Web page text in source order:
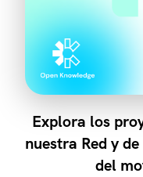
Explora los
nuestra Red y
del